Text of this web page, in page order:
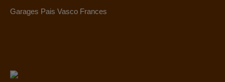
Garages Pais Vasco Frances